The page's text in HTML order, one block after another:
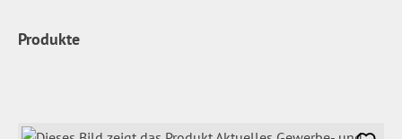
Produkte